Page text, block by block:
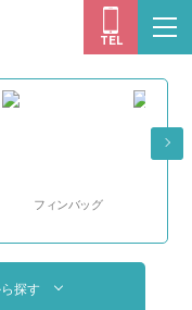
モロフジオン
TEL
バッグ
探す